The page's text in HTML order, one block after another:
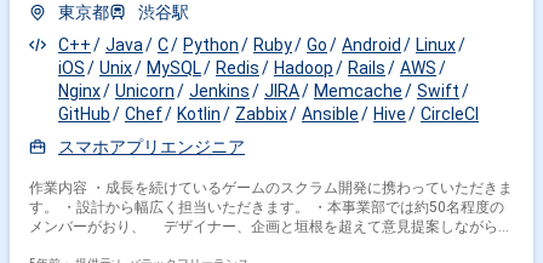
東京都
渋谷駅
C++
Java C Python Ruby Go Android
Linux
iOS
Unix MySQL Redis Hadoop Rails
AWS
Nginx
Unicorn Jenkins JIRA Memcache
Swift
GitHub
Chef Kotlin Zabbix Ansible Hive
CircleCI
スマホアプリエンジニア
作業内容 ・成長を続けているゲームのスクラム開発に携わっていただきま
す。 ・設計から幅広く担当いただきます。 ・本事業部では約50名程度の
メンバーがおり、 デザイナー、企画と垣根を超えて意見提案しながら進